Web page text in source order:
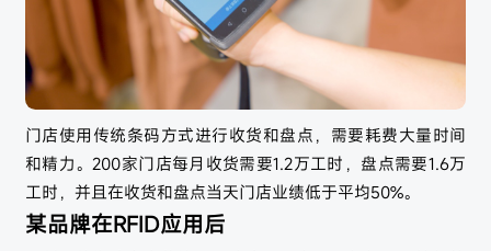
门店使用传统条码方式进行收货和盘点，需要耗费大量时间
和精力。200家门店每月收货需要1.2万工时，盘点需要1.6万
工时，并且在收货和盘点当天门店业绩低于平均50%。
某品牌在RFID应用后